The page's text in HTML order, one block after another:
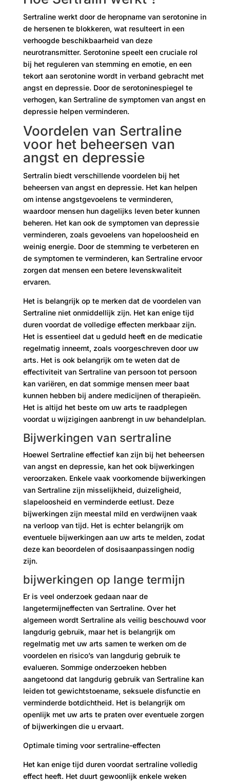
Sertraline werkt door de heropname van serotonine in
de hersenen te blokkeren, wat resulteert in een
verhoogde beschikbaarheid van deze
neurotransmitter. Serotonine speelt een cruciale rol
bij het reguleren van stemming en emotie, en een
tekort aan serotonine wordt in verband gebracht met
angst en depressie. Door de serotoninespiegel te
verhogen, kan Sertraline de symptomen van angst en
depressie helpen verminderen.
Voordelen van Sertraline
voor het beheersen van
angst en depressie
Sertralin biedt verschillende voordelen bij het
beheersen van angst en depressie. Het kan helpen
om intense angstgevoelens te verminderen,
waardoor mensen hun dagelijks leven beter kunnen
beheren. Het kan ook de symptomen van depressie
verminderen, zoals gevoelens van hopeloosheid en
weinig energie. Door de stemming te verbeteren en
de symptomen te verminderen, kan Sertraline ervoor
zorgen dat mensen een betere levenskwaliteit
ervaren.
Het is belangrijk op te merken dat de voordelen van
Sertraline niet onmiddellijk zijn. Het kan enige tijd
duren voordat de volledige effecten merkbaar zijn.
Het is essentieel dat u geduld heeft en de medicatie
regelmatig inneemt, zoals voorgeschreven door uw
arts. Het is ook belangrijk om te weten dat de
effectiviteit van Sertraline van persoon tot persoon
kan variëren, en dat sommige mensen meer baat
kunnen hebben bij andere medicijnen of therapieën.
Het is altijd het beste om uw arts te raadplegen
voordat u wijzigingen aanbrengt in uw behandelplan.
Bijwerkingen van sertraline
Hoewel Sertraline effectief kan zijn bij het beheersen
van angst en depressie, kan het ook bijwerkingen
veroorzaken. Enkele vaak voorkomende bijwerkingen
van Sertraline zijn misselijkheid, duizeligheid,
slapeloosheid en verminderde eetlust. Deze
bijwerkingen zijn meestal mild en verdwijnen vaak
na verloop van tijd. Het is echter belangrijk om
eventuele bijwerkingen aan uw arts te melden, zodat
deze kan beoordelen of dosisaanpassingen nodig
zijn.
bijwerkingen op lange termijn
Er is veel onderzoek gedaan naar de
langetermijneffecten van Sertraline. Over het
algemeen wordt Sertraline als veilig beschouwd voor
langdurig gebruik, maar het is belangrijk om
regelmatig met uw arts samen te werken om de
voordelen en risico’s van langdurig gebruik te
evalueren. Sommige onderzoeken hebben
aangetoond dat langdurig gebruik van Sertraline kan
leiden tot gewichtstoename, seksuele disfunctie en
verminderde botdichtheid. Het is belangrijk om
openlijk met uw arts te praten over eventuele zorgen
of bijwerkingen die u ervaart.
Optimale timing voor sertraline-effecten
Het kan enige tijd duren voordat sertraline volledig
effect heeft. Het duurt gewoonlijk enkele weken